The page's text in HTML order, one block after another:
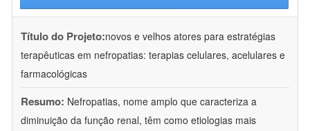
Título do Projeto:novos e velhos atores para estratégias
terapêuticas em nefropatias: terapias celulares, acelulares e
farmacológicas
Resumo: Nefropatias, nome amplo que caracteriza a
diminuição da função renal, têm como etiologias mais